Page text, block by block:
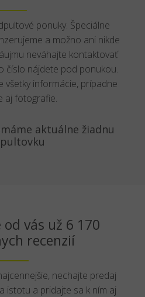
ponuky. Špeciálne
a možno ani nikde
neváhajte kontaktovať
číslo nájdete pod ponukou.
všetky informácie, prípadne
aj fotografie.
aktuálne žiadnu
vás už 6 170
recenzií
nechajte predaj
istotu a pridajte sa k ním aj